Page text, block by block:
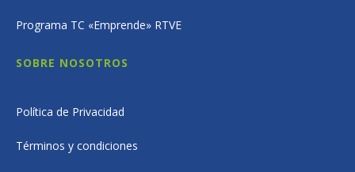
Programa TC «Emprende» RTVE
SOBRE NOSOTROS
Política de Privacidad
Términos y condiciones